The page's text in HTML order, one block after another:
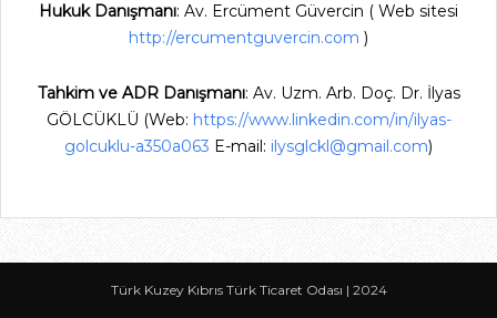
Hukuk Danışmanı: Av. Ercüment Güvercin ( Web sitesi
http://ercumentguvercin.com )
Tahkim ve ADR Danışmanı: Av. Uzm. Arb. Doç. Dr. İlyas
GÖLCÜKLÜ (Web: https://www.linkedin.com/in/ilyas-
golcuklu-a350a063 E-mail: ilysglckl@gmail.com)
Türk Kuzey Kıbrıs Türk Ticaret Odası | 2024